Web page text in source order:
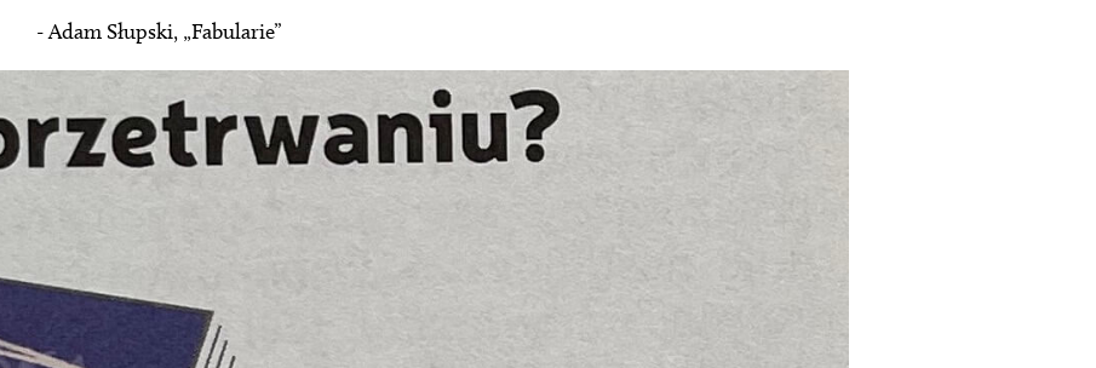
- Adam Słupski, „Fabularie”